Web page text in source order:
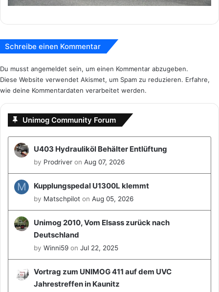
Schreibe einen Kommentar
Du musst angemeldet sein, um einen Kommentar abzugeben.
Diese Website verwendet Akismet, um Spam zu reduzieren. Erfahre,
wie deine Kommentardaten verarbeitet werden.
Unimog Community Forum
U403 Hydrauliköl Behälter Entlüftung
by Prodriver on Aug 07, 2026
M Kupplungspedal U1300L klemmt
by Matschpilot on Aug 05, 2026
Unimog 2010, Vom Elsass zurück nach
Deutschland
by Winni59 on Jul 22, 2025
Vortrag zum UNIMOG 411 auf dem UVC
Jahrestreffen in Kaunitz